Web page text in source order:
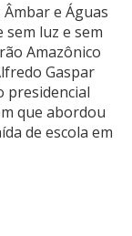
Âmbar e Águas
sem luz e sem
Amazônico
Gaspar
presidencial
que abordou
de escola em